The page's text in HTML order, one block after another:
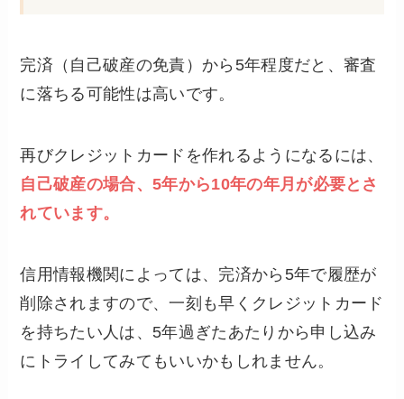
完済（自己破産の免責）から5年程度だと、審査
に落ちる可能性は高いです。
再びクレジットカードを作れるようになるには、
自己破産の場合、5年から10年の年月が必要とさ
れています。
信用情報機関によっては、完済から5年で履歴が
削除されますので、一刻も早くクレジットカード
を持ちたい人は、5年過ぎたあたりから申し込み
にトライしてみてもいいかもしれません。